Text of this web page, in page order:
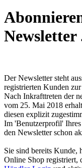
Newsletter
Der Newsletter steht
registrierten Kunden
Nach Inkrafttreten der
vom 25. Mai 2018
diesen explizit
Im 'Benutzerprofil'
den Newsletter schon
Sie sind bereits Kunde,
Online Shop registriert,